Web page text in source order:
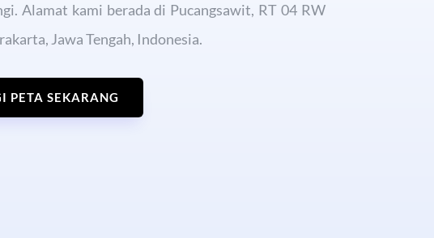
Alamat kami berada di Pucangsawit, RT 04 RW
Jawa Tengah, Indonesia.
PETA SEKARANG